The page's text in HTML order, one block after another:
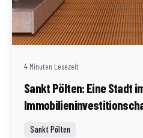
Geschrieben von
Redaktion
(AT)
4 Minuten Lesezeit
Sankt Pölten: Eine Stadt
Sankt Pölten